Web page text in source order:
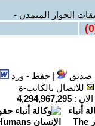
الحوار المتمدن -
0
)
صديق |حفظ - ورد
للاتصال بالكاتب-ة
:
4,294,967,295